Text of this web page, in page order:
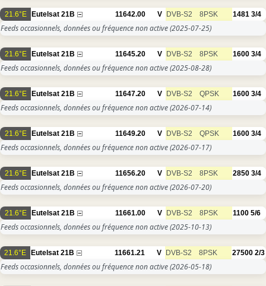
21.6°E Eutelsat 21B 11642.00 V DVB-S2 8PSK 1481 3/4
Feeds occasionnels, données ou fréquence non active(2025-07-25)
21.6°E Eutelsat 21B 11645.20 V DVB-S2 8PSK 1600 3/4
Feeds occasionnels, données ou fréquence non active(2025-08-28)
21.6°E Eutelsat 21B 11647.20 V DVB-S2 QPSK 1600 3/4
Feeds occasionnels, données ou fréquence non active(2026-07-14)
21.6°E Eutelsat 21B 11649.20 V DVB-S2 QPSK 1600 3/4
Feeds occasionnels, données ou fréquence non active(2026-07-17)
21.6°E Eutelsat 21B 11656.20 V DVB-S2 8PSK 2850 3/4
Feeds occasionnels, données ou fréquence non active(2026-07-20)
21.6°E Eutelsat 21B 11661.00 V DVB-S2 8PSK 1100 5/6
Feeds occasionnels, données ou fréquence non active(2025-10-13)
21.6°E Eutelsat 21B 11661.21 V DVB-S2 8PSK 27500 2/3
Feeds occasionnels, données ou fréquence non active(2026-05-18)